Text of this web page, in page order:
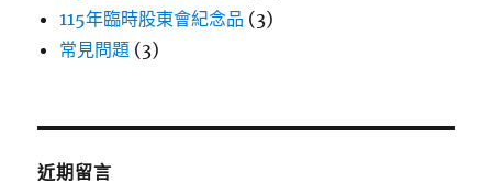
115年臨時股東會紀念品 (3)
常見問題 (3)
近期留言